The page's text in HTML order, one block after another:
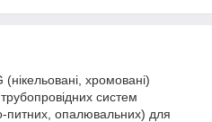
(нікельовані, хромовані)
систем
питних, опалювальних) для